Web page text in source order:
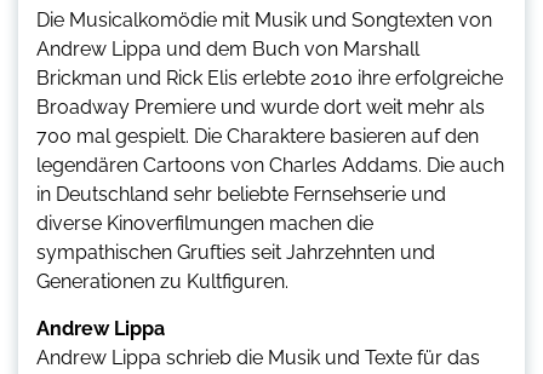
Die Musicalkomödie mit Musik und Songtexten von
Andrew Lippa und dem Buch von Marshall
Brickman und Rick Elis erlebte 2010 ihre erfolgreiche
Broadway Premiere und wurde dort weit mehr als
700 mal gespielt. Die Charaktere basieren auf den
legendären Cartoons von Charles Addams. Die auch
in Deutschland sehr beliebte Fernsehserie und
diverse Kinoverfilmungen machen die
sympathischen Grufties seit Jahrzehnten und
Generationen zu Kultfiguren.
Andrew Lippa
Andrew Lippa schrieb die Musik und Texte für das